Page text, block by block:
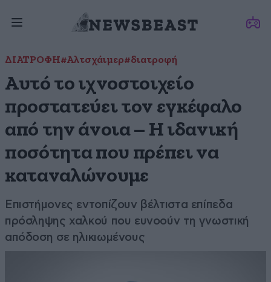
ΔΙΑΤΡΟΦΗ#Αλτσχάιμερ#διατροφή
Αυτό το ιχνοστοιχείο
προστατεύει τον εγκέφαλο
από την άνοια – Η ιδανική
ποσότητα που πρέπει να
καταναλώνουμε
Επιστήμονες εντοπίζουν βέλτιστα επίπεδα
πρόσληψης χαλκού που ευνοούν τη γνωστική
απόδοση σε ηλικιωμένους